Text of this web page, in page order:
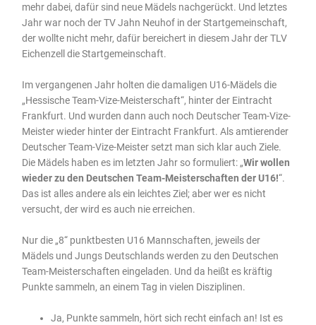
mehr dabei, dafür sind neue Mädels nachgerückt. Und letztes
Jahr war noch der TV Jahn Neuhof in der Startgemeinschaft,
der wollte nicht mehr, dafür bereichert in diesem Jahr der TLV
Eichenzell die Startgemeinschaft.
Im vergangenen Jahr holten die damaligen U16-Mädels die
„Hessische Team-Vize-Meisterschaft“, hinter der Eintracht
Frankfurt. Und wurden dann auch noch Deutscher Team-Vize-
Meister wieder hinter der Eintracht Frankfurt. Als amtierender
Deutscher Team-Vize-Meister setzt man sich klar auch Ziele.
Die Mädels haben es im letzten Jahr so formuliert: „Wir wollen
wieder zu den Deutschen Team-Meisterschaften der U16!“.
Das ist alles andere als ein leichtes Ziel; aber wer es nicht
versucht, der wird es auch nie erreichen.
Nur die „8“ punktbesten U16 Mannschaften, jeweils der
Mädels und Jungs Deutschlands werden zu den Deutschen
Team-Meisterschaften eingeladen. Und da heißt es kräftig
Punkte sammeln, an einem Tag in vielen Disziplinen.
Ja, Punkte sammeln, hört sich recht einfach an! Ist es